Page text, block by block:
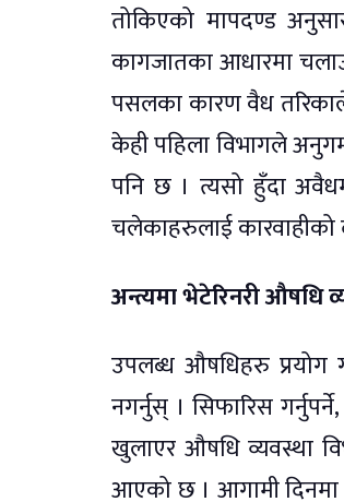
तोकिएको मापदण्ड
कागजातका आधारमा
पसलका कारण वैध
केही पहिला विभागले
पनि छ । त्यसो हुँदा
चलेकाहरुलाई कारवाहीको
अन्त्यमा भेटेरिनरी औषधि
उपलब्ध औषधिहरु प्रयोग
नगर्नुस् । सिफारिस
खुलाएर औषधि व्यवस्था
आएको छ । आगामी दिनमा